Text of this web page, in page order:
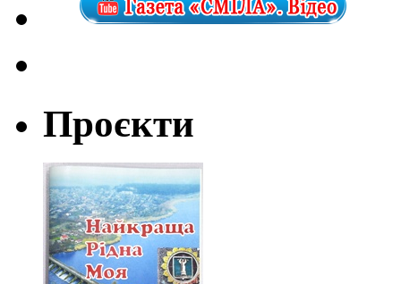
Проєкти